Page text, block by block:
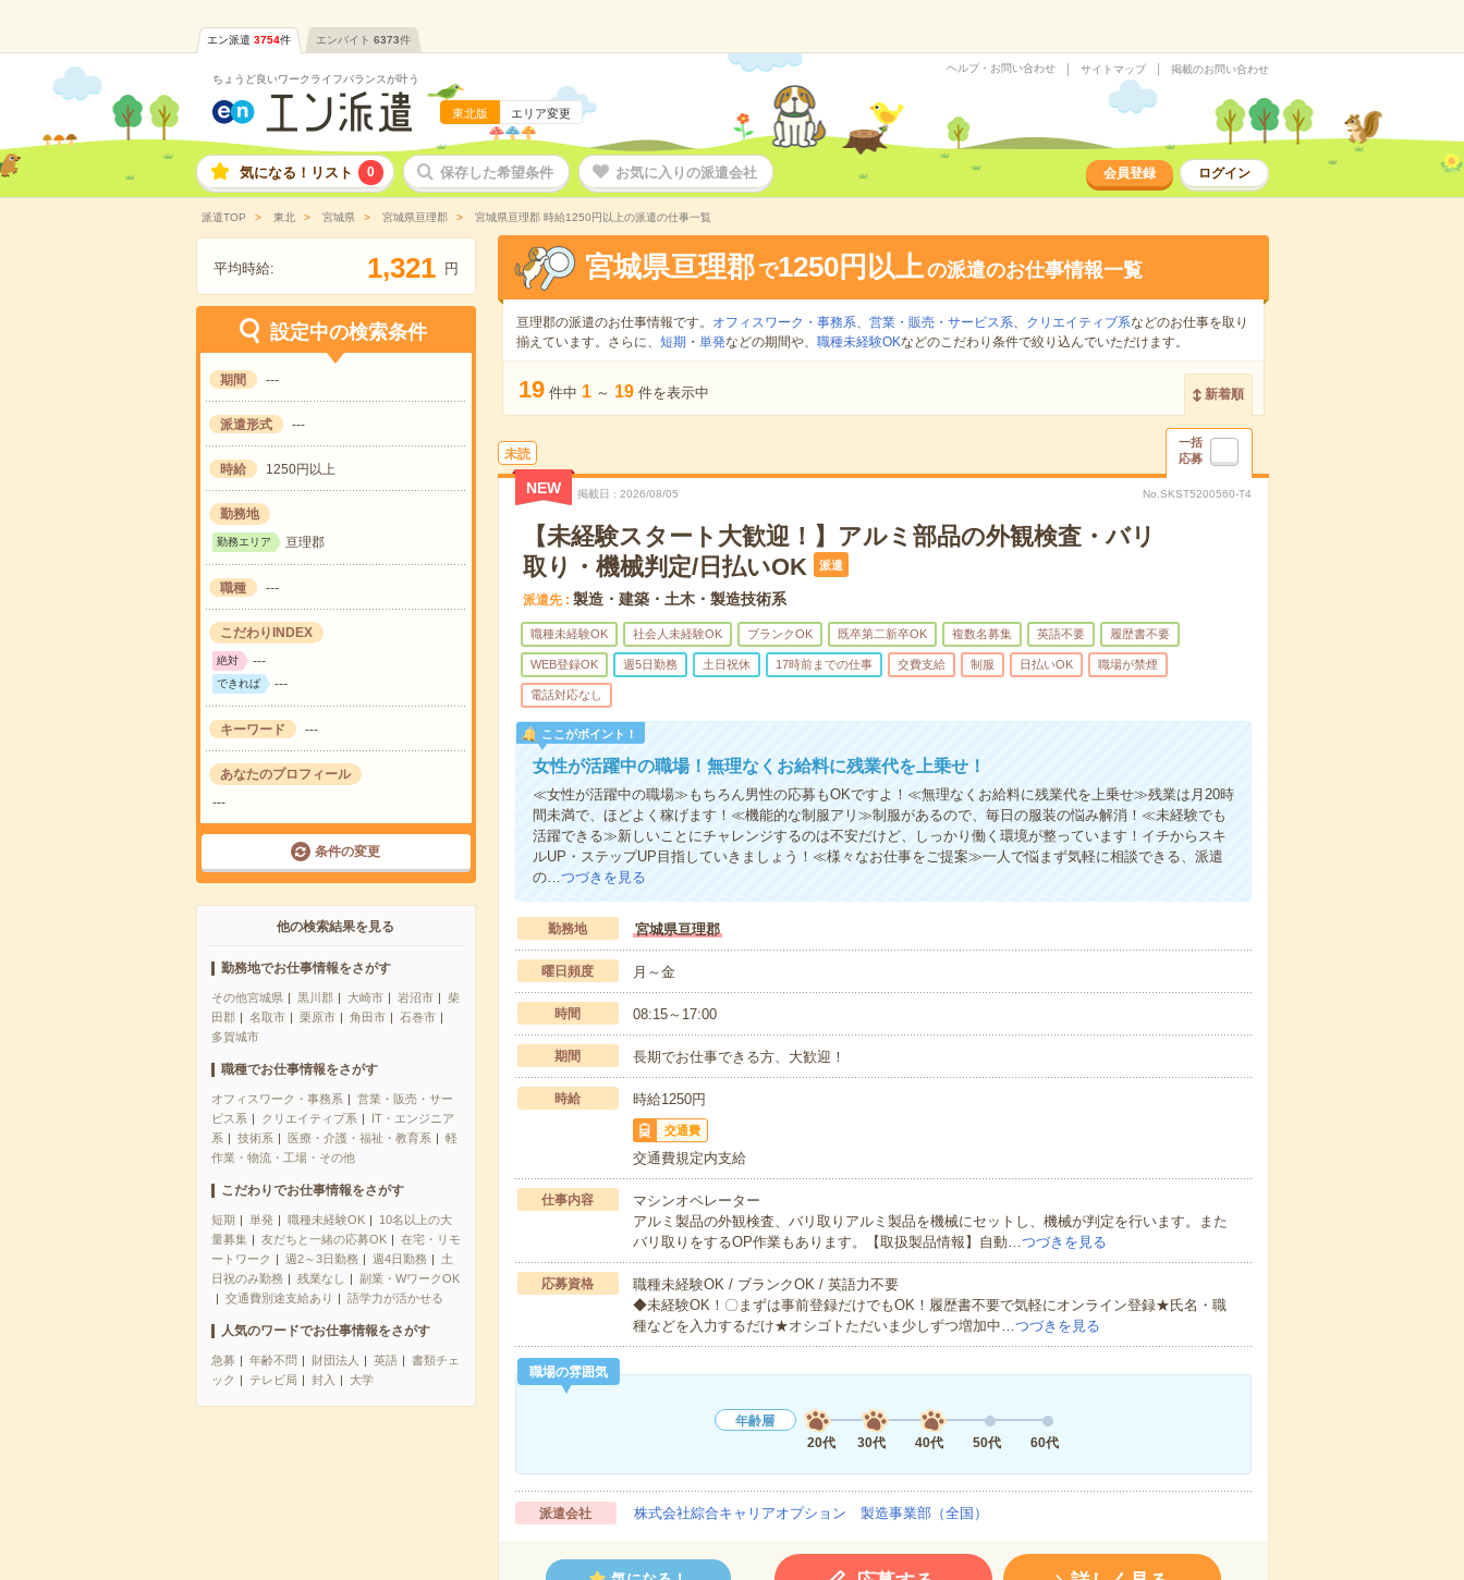
エン派遣 3754件 エンバイト 6373件
ちょうど良いワークライフバランスが叶う
東北版 エリア変更
ヘルプ・お問い合わせ サイトマップ 掲載のお問い合わせ
気になる！リスト 0 保存した希望条件 お気に入りの派遣会社 会員登録 ログイン
派遣TOP 東北 宮城県 宮城県亘理郡 宮城県亘理郡 時給1250円以上の派遣の仕事一覧
平均時給: 1,321 円
設定中の検索条件
期間 ---
派遣形式 ---
時給 1250円以上
勤務地
勤務エリア 亘理郡
職種 ---
こだわりINDEX
絶対 ---
できれば ---
キーワード ---
あなたのプロフィール
---
条件の変更
他の検索結果を見る
勤務地でお仕事情報をさがす
その他宮城県 黒川郡 大崎市 岩沼市
柴
田郡
名取市 栗原市 角田市
石巻市
多賀城市
職種でお仕事情報をさがす
オフィスワーク・事務系
営業・販売・サー
ビス系
クリエイティブ系
IT・エンジニア
系
技術系 医療・介護・福祉・教育系
軽
作業・物流・工場・その他
こだわりでお仕事情報をさがす
短期 単発 職種未経験OK
10名以上の大
量募集
友だちと一緒の応募OK
在宅・リモ
ートワーク
週2～3日勤務 週4日勤務
土
日祝のみ勤務
残業なし
副業・WワークOK
交通費別途支給あり
語学力が活かせる
人気のワードでお仕事情報をさがす
急募 年齢不問 財団法人 英語
書類チェ
ック
テレビ局 封入 大学
宮城県亘理郡 で1250円以上の派遣のお仕事情報一覧
亘理郡の派遣のお仕事情報です。 オフィスワーク・事務系、 営業・販売・サービス系、 クリエイティブ系などのお仕事を取り
揃えています。さらに、 短期 ・ 単発などの期間や、 職種未経験OKなどのこだわり条件で絞り込んでいただけます。
19 件中 1 ～ 19 件を表示中 新着順
未読
一括
応募
NEW 掲載日 2026/08/05 No.SKST5200560-T4
【未経験スタート大歓迎！】アルミ部品の外観検査・バリ
取り・機械判定/日払いOK
派遣
派遣先 製造・建築・土木・製造技術系
職種未経験OK 社会人未経験OK ブランクOK 既卒第二新卒OK 複数名募集 英語不要 履歴書不要
WEB登録OK 週5日勤務 土日祝休 17時前までの仕事 交費支給 制服 日払いOK 職場が禁煙
電話対応なし
ここがポイント！
女性が活躍中の職場！無理なくお給料に残業代を上乗せ！
≪女性が活躍中の職場≫もちろん男性の応募もOKですよ！≪無理なくお給料に残業代を上乗せ≫残業は月20時
間未満で、ほどよく稼げます！≪機能的な制服アリ≫制服があるので、毎日の服装の悩み解消！≪未経験でも
活躍できる≫新しいことにチャレンジするのは不安だけど、しっかり働く環境が整っています！イチからスキ
ルUP・ステップUP目指していきましょう！≪様々なお仕事をご提案≫一人で悩まず気軽に相談できる、派遣
の…つづきを見る
勤務地 宮城県亘理郡
曜日頻度 月～金
時間 08:15～17:00
期間 長期でお仕事できる方、大歓迎！
時給 時給1250円
交通費
交通費規定内支給
仕事内容
マシンオペレーター
アルミ製品の外観検査、バリ取りアルミ製品を機械にセットし、機械が判定を行います。また
バリ取りをするOP作業もあります。【取扱製品情報】自動…つづきを見る
応募資格
職種未経験OK / ブランクOK / 英語力不要
◆未経験OK！〇まずは事前登録だけでもOK！履歴書不要で気軽にオンライン登録★氏名・職
種などを入力するだけ★オシゴトただいま少しずつ増加中…つづきを見る
職場の雰囲気
年齢層
20代
30代 40代 50代 60代
派遣会社 株式会社綜合キャリアオプション 製造事業部（全国）